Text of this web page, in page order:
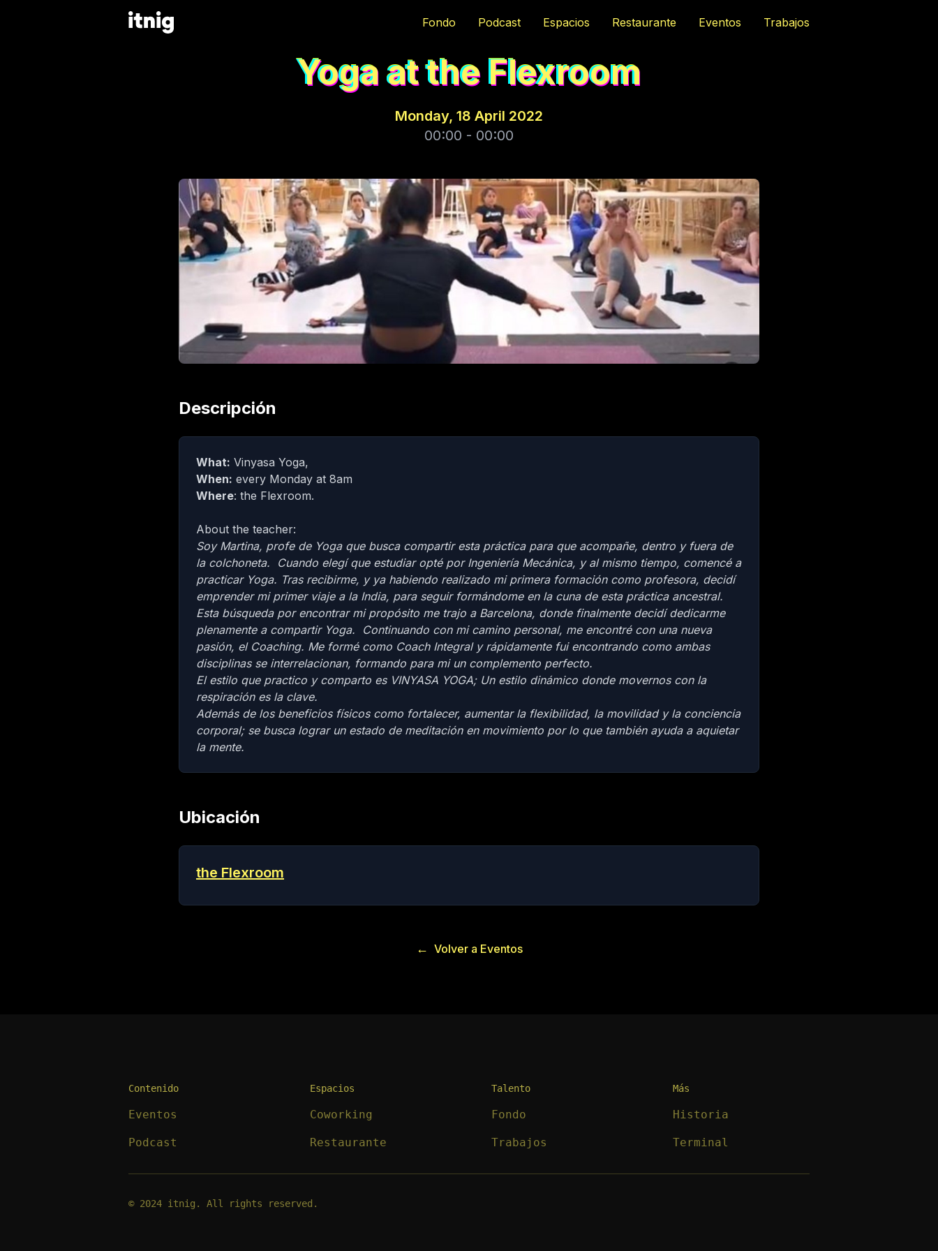
Fondo Podcast Espacios Restaurante Eventos Trabajos
Yoga at the Flexroom
Monday, 18 April 2022
00:00 - 00:00
Descripción
What: Vinyasa Yoga,
When: every Monday at 8am
Where: the Flexroom.
About the teacher:
Soy Martina, profe de Yoga que busca compartir esta práctica para que acompañe, dentro y fuera de
la colchoneta. Cuando elegí que estudiar opté por Ingeniería Mecánica, y al mismo tiempo, comencé a
practicar Yoga. Tras recibirme, y ya habiendo realizado mi primera formación como profesora, decidí
emprender mi primer viaje a la India, para seguir formándome en la cuna de esta práctica ancestral.
Esta búsqueda por encontrar mi propósito me trajo a Barcelona, donde finalmente decidí dedicarme
plenamente a compartir Yoga. Continuando con mi camino personal, me encontré con una nueva
pasión, el Coaching. Me formé como Coach Integral y rápidamente fui encontrando como ambas
disciplinas se interrelacionan, formando para mi un complemento perfecto.
El estilo que practico y comparto es VINYASA YOGA; Un estilo dinámico donde movernos con la
respiración es la clave.
Además de los beneficios físicos como fortalecer, aumentar la flexibilidad, la movilidad y la conciencia
corporal; se busca lograr un estado de meditación en movimiento por lo que también ayuda a aquietar
la mente.
Ubicación
the Flexroom
← Volver a Eventos
Contenido
Eventos
Podcast
Espacios
Coworking
Restaurante
Talento
Fondo
Trabajos
Más
Historia
Terminal
© 2024 itnig. All rights reserved.